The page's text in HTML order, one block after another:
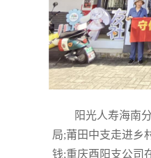
阳光人寿海南
局;莆田中支走进乡
钱;重庆酉阳支公司